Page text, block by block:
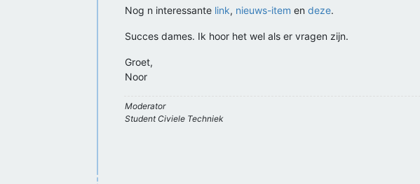
Nog n interessante link, nieuws-item en deze.
Succes dames. Ik hoor het wel als er vragen zijn.
Groet,
Noor
Moderator
Student Civiele Techniek